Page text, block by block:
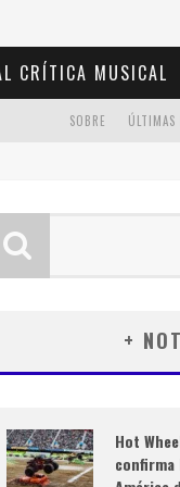
CRÍTICA MUSICAL
ÚLTIMAS
SOBRE
+
Hot